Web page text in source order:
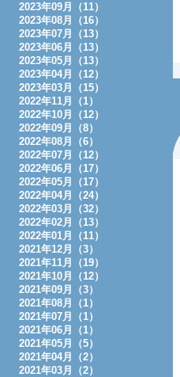
2023年09月（11）
2023年08月（16）
2023年07月（13）
2023年06月（13）
2023年05月（13）
2023年04月（12）
2023年03月（15）
2022年11月（1）
2022年10月（12）
2022年09月（8）
2022年08月（6）
2022年07月（12）
2022年06月（17）
2022年05月（17）
2022年04月（24）
2022年03月（32）
2022年02月（13）
2022年01月（11）
2021年12月（3）
2021年11月（19）
2021年10月（12）
2021年09月（3）
2021年08月（1）
2021年07月（1）
2021年06月（1）
2021年05月（5）
2021年04月（2）
2021年03月（2）